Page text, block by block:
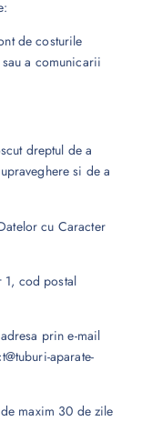
de costurile
a comunicarii
dreptul de a
si de a
cu Caracter
1, cod postal
prin e-mail
aparate-
maxim 30 de zile